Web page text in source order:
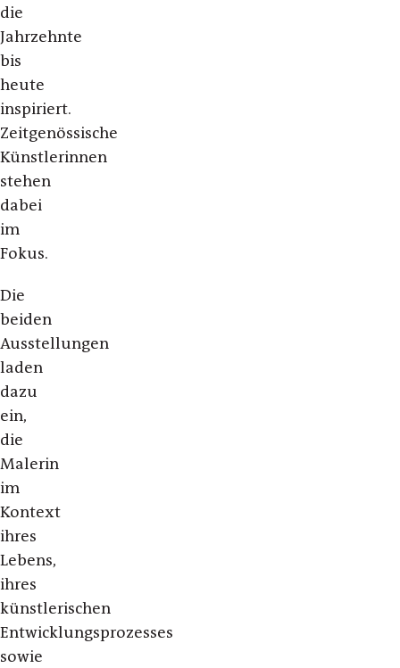
die
Jahrzehnte
bis
heute
inspiriert.
Zeitgenössische
Künstlerinnen
stehen
dabei
im
Fokus.
Die
beiden
Ausstellungen
laden
dazu
ein,
die
Malerin
im
Kontext
ihres
Lebens,
ihres
künstlerischen
Entwicklungsprozesses
sowie